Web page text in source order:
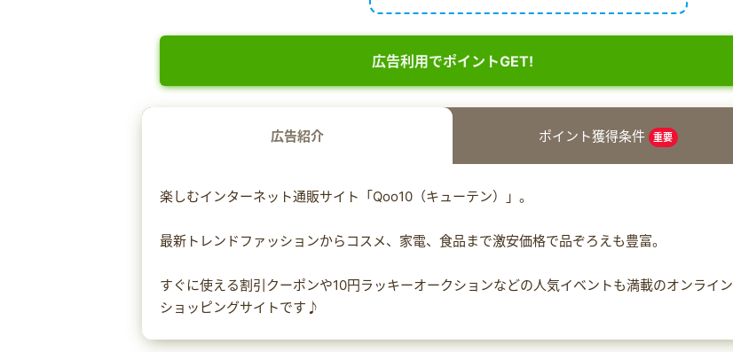
広告利用でポイントGET!
広告紹介 ポイント獲得条件 重要
楽しむインターネット通販サイト「Qoo10（キューテン）」。
最新トレンドファッションからコスメ、家電、食品まで激安価格で品ぞろえも豊富。
すぐに使える割引クーポンや10円ラッキーオークションなどの人気イベントも満載のオンライン
ショッピングサイトです♪